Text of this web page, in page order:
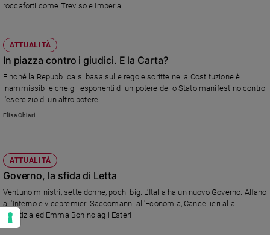
roccaforti come Treviso e Imperia
ATTUALITÀ
In piazza contro i giudici. E la Carta?
Finché la Repubblica si basa sulle regole scritte nella Costituzione è
inammissibile che gli esponenti di un potere dello Stato manifestino contro
l'esercizio di un altro potere.
Elisa Chiari
ATTUALITÀ
Governo, la sfida di Letta
Ventuno ministri, sette donne, pochi big. L'Italia ha un nuovo Governo. Alfano
all'Interno e vicepremier. Saccomanni all'Economia, Cancellieri alla
Giustizia ed Emma Bonino agli Esteri